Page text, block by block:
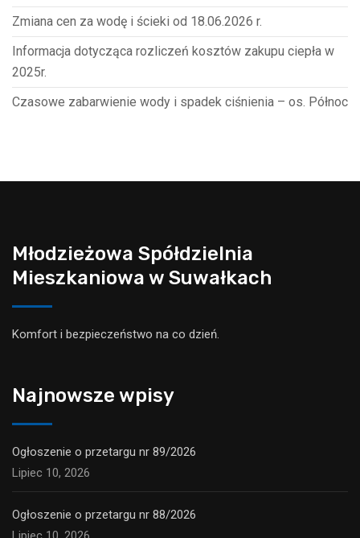
Zmiana cen za wodę i ścieki od 18.06.2026 r.
Informacja dotycząca rozliczeń kosztów zakupu ciepła w
2025r.
Czasowe zabarwienie wody i spadek ciśnienia – os. Północ
Młodzieżowa Spółdzielnia
Mieszkaniowa w Suwałkach
Komfort i bezpieczeństwo na co dzień.
Najnowsze wpisy
Ogłoszenie o przetargu nr 89/2026
Lipiec 10, 2026
Ogłoszenie o przetargu nr 88/2026